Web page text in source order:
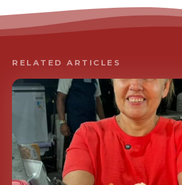
RELATED ARTICLES